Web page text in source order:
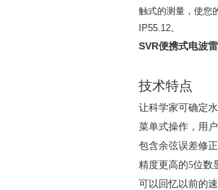
触式的测量，使您
IP55.12。
SVR便携式电波
技术特点
让科学家可确定
菜单式操作，用
包含余弦误差修
精度更高的5位数
可以回忆以前的